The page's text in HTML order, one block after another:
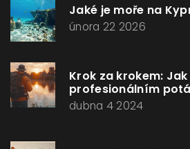
Jaké je moře na
února 22 2026
Krok za krokem:
profesionálním
dubna 4 2024